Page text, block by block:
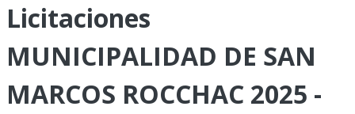
Licitaciones
MUNICIPALIDAD DE SAN
MARCOS ROCCHAC 2025 -